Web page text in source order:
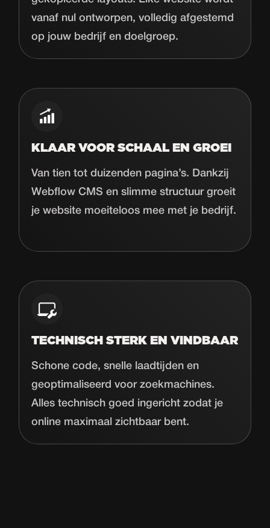
vanaf nul ontworpen, volledig afgestemd
op jouw bedrijf en doelgroep.
KLAAR VOOR SCHAAL EN GROEI
Van tien tot duizenden pagina’s. Dankzij
Webflow CMS en slimme structuur groeit
je website moeiteloos mee met je bedrijf.
TECHNISCH STERK EN VINDBAAR
Schone code, snelle laadtijden en
geoptimaliseerd voor zoekmachines.
Alles technisch goed ingericht zodat je
online maximaal zichtbaar bent.